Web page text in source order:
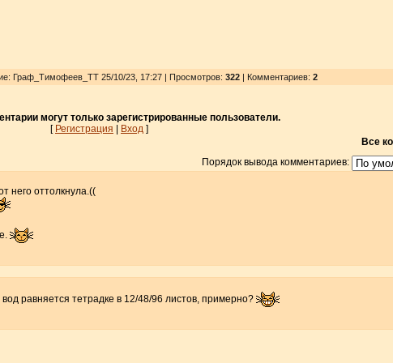
Граф_Тимофеев_ТТ 25/10/23, 17:27 | Просмотров: 322| Комментариев: 2
могут только зарегистрированные пользователи.
[ Регистрация | Вход ]
Все
Порядок вывода комментариев:
него оттолкнула.((
равняется тетрадке в 12/48/96 листов, примерно?